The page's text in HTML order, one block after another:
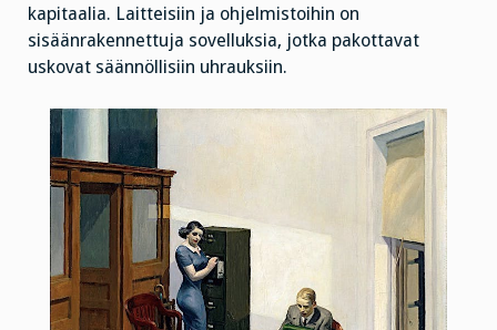
kapitaalia. Laitteisiin ja ohjelmistoihin on
sisäänrakennettuja sovelluksia, jotka pakottavat
uskovat säännöllisiin uhrauksiin.